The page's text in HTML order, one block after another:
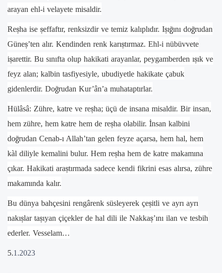
arayan ehl-i velayete misaldir.
Reşha ise şeffaftır, renksizdir ve temiz kalıplıdır. Işığını doğrudan
Güneş’ten alır. Kendinden renk karıştırmaz. Ehl-i nübüvvete
işarettir. Bu sınıfta olup hakikati arayanlar, peygamberden ışık ve
feyz alan; kalbin tasfiyesiyle, ubudiyetle hakikate çabuk
gidenlerdir. Doğrudan Kur’ân’a muhataptırlar.
Hülâsâ: Zühre, katre ve reşha; üçü de insana misaldir. Bir insan,
hem zühre, hem katre hem de reşha olabilir. İnsan kalbini
doğrudan Cenab-ı Allah’tan gelen feyze açarsa, hem hal, hem
kàl diliyle kemalini bulur. Hem reşha hem de katre makamına
çıkar. Hakikati araştırmada sadece kendi fikrini esas alırsa, zühre
makamında kalır.
Bu dünya bahçesini rengârenk süsleyerek çeşitli ve ayrı ayrı
nakışlar taşıyan çiçekler de hal dili ile Nakkaş’ını ilan ve tesbih
ederler. Vesselam…
5.1.2023